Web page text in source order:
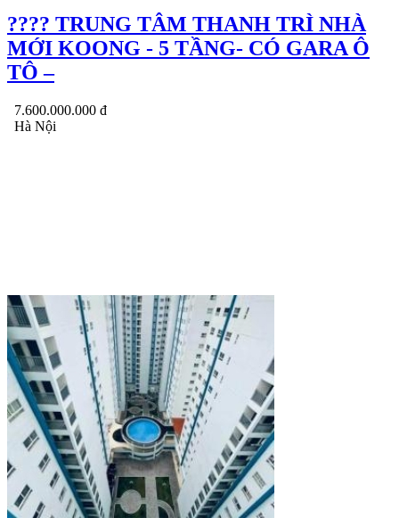
???? TRUNG TÂM THANH TRÌ NHÀ
MỚI KOONG - 5 TẦNG- CÓ GARA Ô
TÔ –
7.600.000.000 đ
Hà Nội